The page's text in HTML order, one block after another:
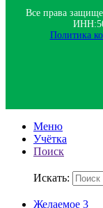
Все права
Политика
Меню
Учётка
Поиск
Искать:
Желаемое 3